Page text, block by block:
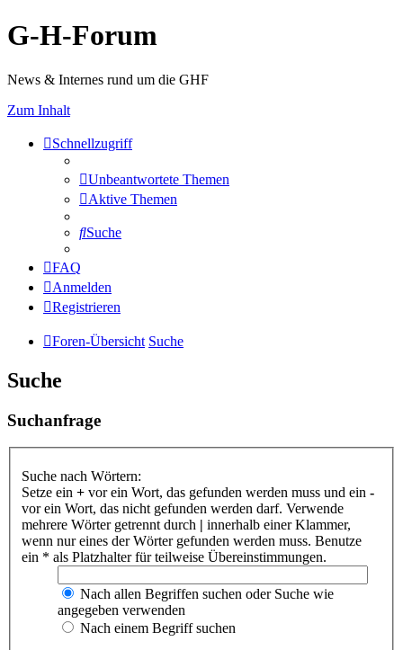
G-H-Forum
News & Internes rund um die GHF
Zum Inhalt
Schnellzugriff
Unbeantwortete Themen
Aktive Themen
Suche
FAQ
Anmelden
Registrieren
Foren-Übersicht Suche
Suche
Suchanfrage
Suche nach Wörtern:
Setze ein + vor ein Wort, das gefunden werden muss und ein -
vor ein Wort, das nicht gefunden werden darf. Verwende
mehrere Wörter getrennt durch | innerhalb einer Klammer,
wenn nur eines der Wörter gefunden werden muss. Benutze
ein * als Platzhalter für teilweise Übereinstimmungen.
Nach allen Begriffen suchen oder Suche wie
angegeben verwenden
Nach einem Begriff suchen